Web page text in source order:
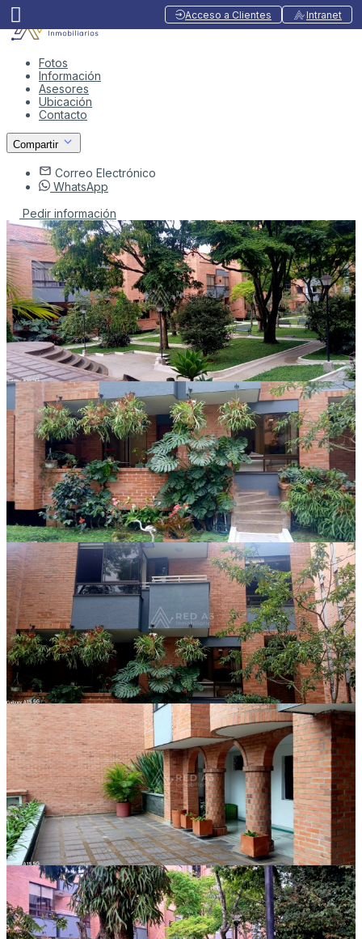
Acceso a Clientes Intranet
Fotos
Información
Asesores
Ubicación
Contacto
Compartir
Correo Electrónico
WhatsApp
Pedir información